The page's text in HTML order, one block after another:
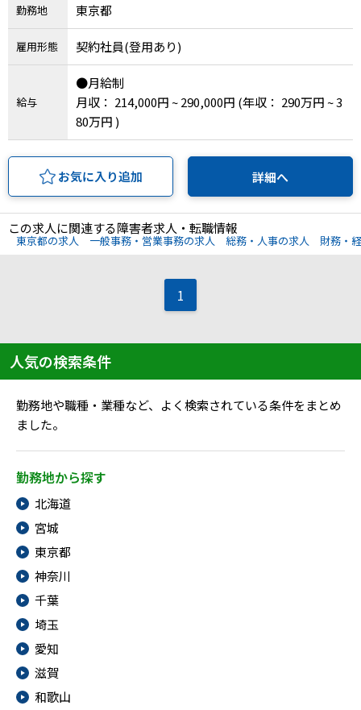
勤務地 東京都
雇用形態 契約社員(登用あり)
給与
●月給制
月収： 214,000円 ~ 290,000円 (年収： 290万円 ~ 3
80万円 )
お気に入り追加 詳細へ
この求人に関連する障害者求人・転職情報
東京都の求人 一般事務・営業事務の求人 総務・人事の求人 財務・
1
人気の検索条件
勤務地や職種・業種など、よく検索されている条件をまとめ
ました。
勤務地から探す
北海道
宮城
東京都
神奈川
千葉
埼玉
愛知
滋賀
和歌山